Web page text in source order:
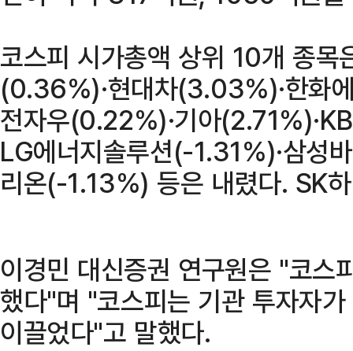
코스피 시가총액 상위 10개 종목
(0.36%)·현대차(3.03%)·한화
전자우(0.22%)·기아
LG에너지솔루션(-1.31%)·삼성
리온(-1.13%) 등은 내렸다. SK
이경민 대신증권 연구원은 "코스
했다"며 "코스피는 기관 투자자
이끌었다"고 말했다.